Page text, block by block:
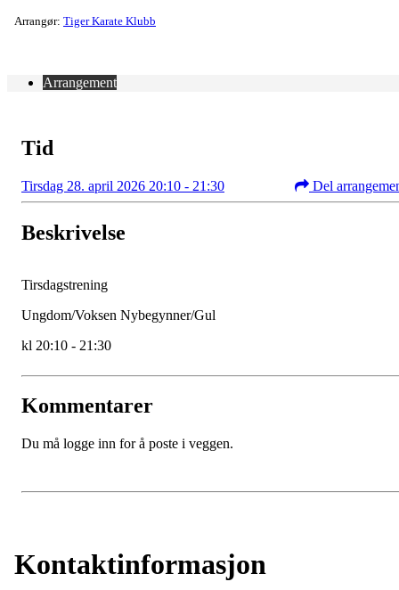
Arrangør: Tiger Karate Klubb
Arrangement
Tid
Tirsdag 28. april 2026 20:10 - 21:30 Del
Beskrivelse
Tirsdagstrening
Ungdom/Voksen Nybegynner/Gul
kl 20:10 - 21:30
Kommentarer
Du må logge inn for å poste i veggen.
Kontaktinformasjon